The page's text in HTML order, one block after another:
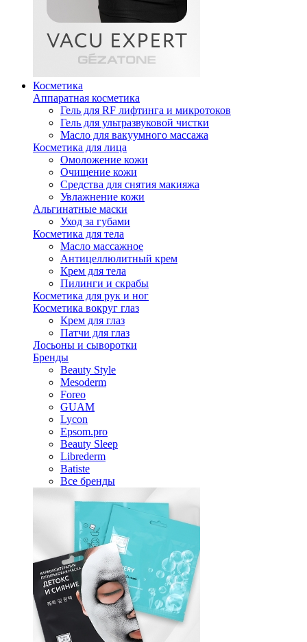
Косметика
Аппаратная косметика
Гель для RF лифтинга и микротоков
Гель для ультразвуковой чистки
Масло для вакуумного массажа
Косметика для лица
Омоложение кожи
Очищение кожи
Средства для снятия макияжа
Увлажнение кожи
Альгинатные маски
Уход за губами
Косметика для тела
Масло массажное
Антицеллюлитный крем
Крем для тела
Пилинги и скрабы
Косметика для рук и ног
Косметика вокруг глаз
Крем для глаз
Патчи для глаз
Лосьоны и сыворотки
Бренды
Beauty Style
Mesoderm
Foreo
GUAM
Lycon
Epsom.pro
Beauty Sleep
Librederm
Batiste
Все бренды